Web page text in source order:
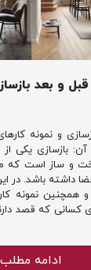
و بعد
و نمونه
آن: بازسازی یکی
و ساز است که
داشته باشد. در
همچنین نمونه
کسانی که قصد
ادامه